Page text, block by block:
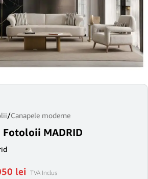
/Canapele moderne
Fotoloii MADRID
lei TVA Inclus